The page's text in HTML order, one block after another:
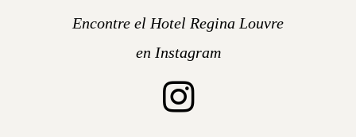
Encontre el Hotel Regina Louvre
en Instagram